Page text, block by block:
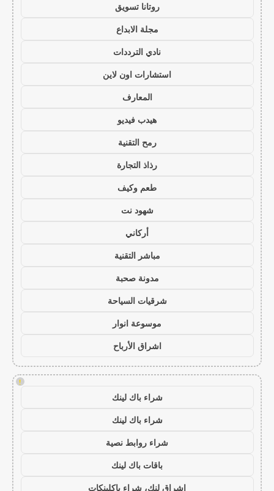
روتانا تسويق
مجلة الابداع
نادي الترددات
استشارات اون لاين
المعارف
هيدب فيديو
رمح التقنية
رذاذ التجارة
طعم وكيف
شهود نت
أركاني
مباشر التقنية
مدونة صحبة
شرقيات السياحة
موسوعة انوار
اشراق الأرباح
!
شراء باك لينك
شراء باك لينك
شراء روابط نصية
باقات باك لينك
اشراق لنك، شراء باكلينكات